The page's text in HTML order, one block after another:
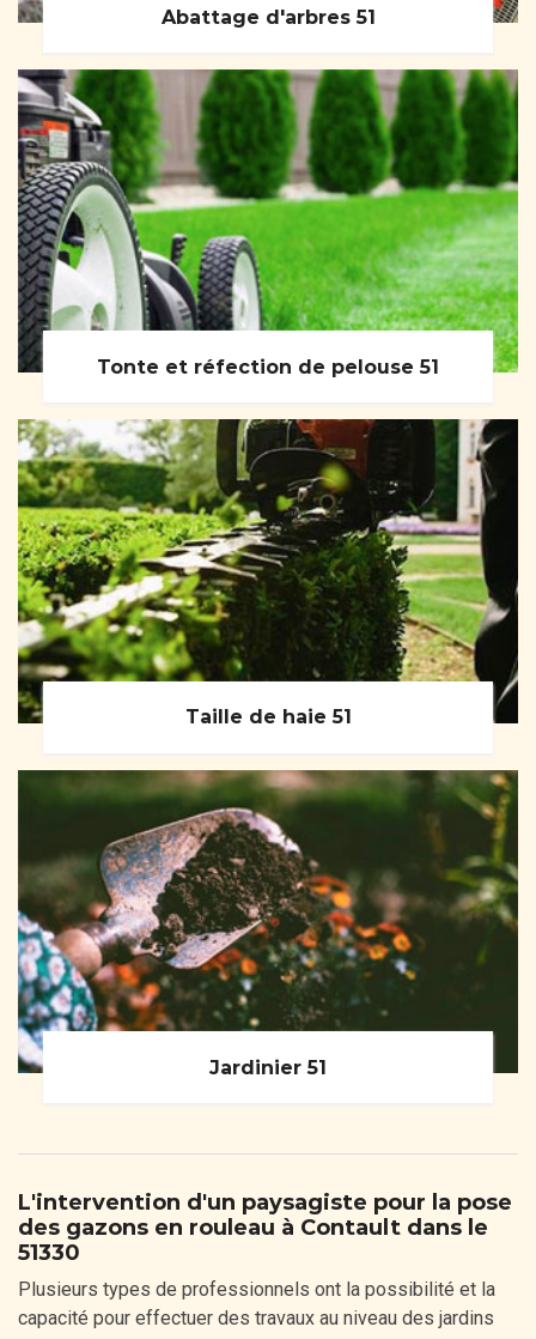
Abattage d'arbres 51
Tonte et réfection de pelouse 51
Taille de haie 51
Jardinier 51
L'intervention d'un paysagiste pour la pose
des gazons en rouleau à Contault dans le
51330
Plusieurs types de professionnels ont la possibilité et la
capacité pour effectuer des travaux au niveau des jardins